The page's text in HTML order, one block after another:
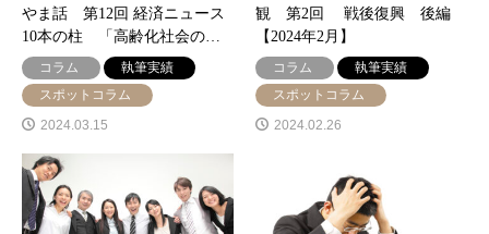
やま話 第12回 経済ニュース
10本の柱 「高齢化社会の…
コラム
執筆実績
スポットコラム
2024.03.15
観 第2回 戦後復興 後編
【2024年2月】
コラム
執筆実績
スポットコラム
2024.02.26